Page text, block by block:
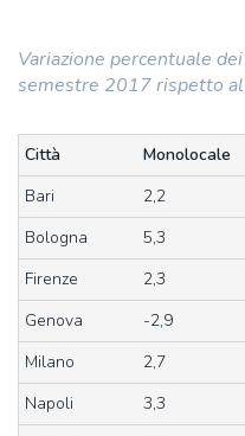
Variazione percentuale
semestre 2017 rispetto
Città Monolocale
Bari
2,2
Bologna
5,3
Firenze
2,3
Genova
-2,9
Milano
2,7
Napoli
3,3